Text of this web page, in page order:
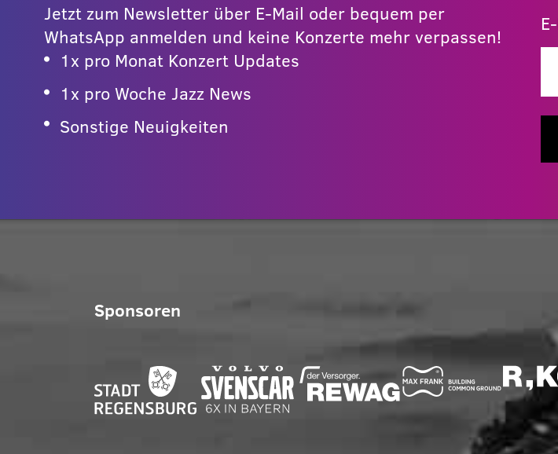
Jetzt zum Newsletter über E-Mail oder bequem per
WhatsApp anmelden und keine Konzerte mehr verpassen!
1x pro Monat Konzert Updates
1x pro Woche Jazz News
Sonstige Neuigkeiten
Sponsoren